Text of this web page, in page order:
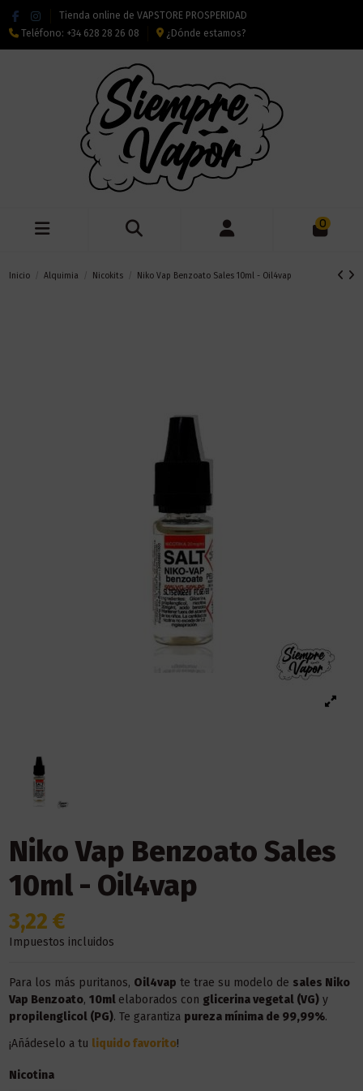
Tienda online de VAPSTORE PROSPERIDAD
Teléfono: +34 628 28 26 08 ¿Dónde estamos?
0
Inicio Alquimia Nicokits Niko Vap Benzoato Sales 10ml - Oil4vap
Niko Vap Benzoato Sales
10ml - Oil4vap
3,22 €
Impuestos incluidos
Para los más puritanos, Oil4vap te trae su modelo de sales Niko
Vap Benzoato, 10ml elaborados con glicerina vegetal (VG)y
propilenglicol (PG). Te garantiza pureza mínima de 99,99%.
¡Añádeselo a tu liquido favorito!
Nicotina